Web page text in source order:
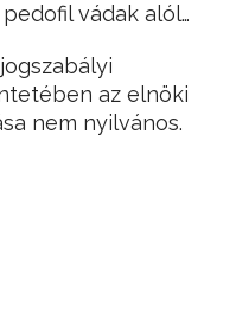
vádak alól…
az elnöki
nem nyilvános.